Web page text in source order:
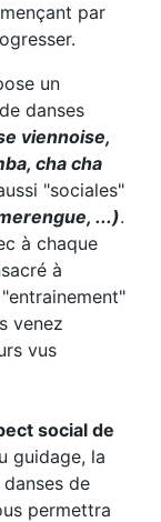
par
un
danses
viennoise,
cha cha
"sociales"
...).
à chaque
à
venez
vus
social de
guidage, la
de
permettra